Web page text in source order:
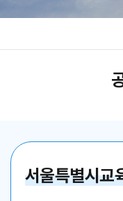
서울특별시교